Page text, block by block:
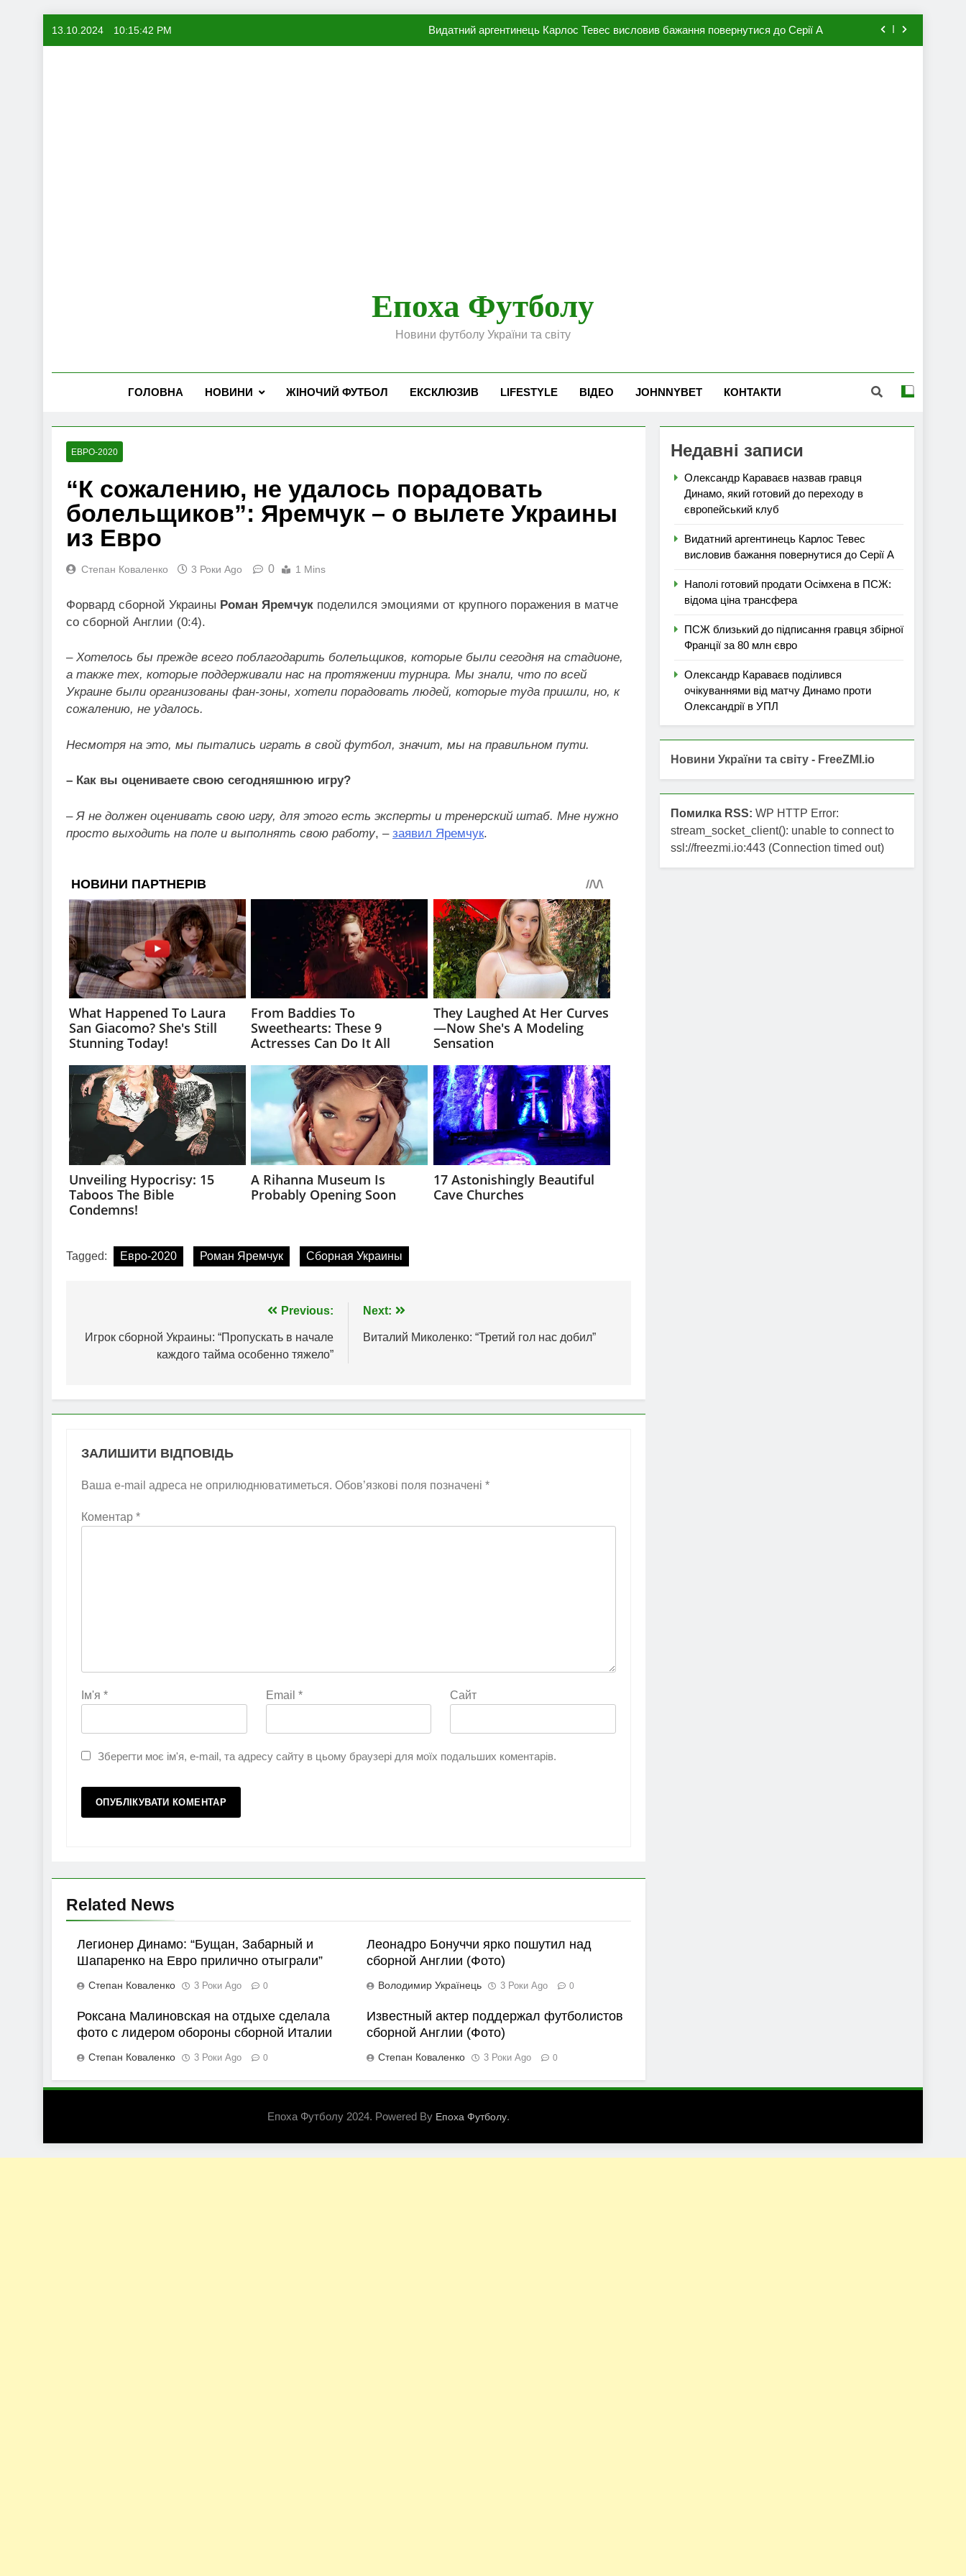
13.10.2024 10:15:43 PM Видатний аргентинець Карлос Тевес висловив бажання повернутися до Серії А
Епоха Футболу
Новини футболу України та світу
ГОЛОВНА НОВИНИ ЖІНОЧИЙ ФУТБОЛ ЕКСКЛЮЗИВ LIFESTYLE ВІДЕО JOHNNYBET КОНТАКТИ
ЕВРО-2020
“К сожалению, не удалось порадовать
болельщиков”: Яремчук – о вылете Украины
из Евро
Степан Коваленко 3 Роки Ago 0 1 Mins
Форвард сборной Украины Роман Яремчук поделился эмоциями от крупного поражения в матче
со сборной Англии (0:4).
– Хотелось бы прежде всего поблагодарить болельщиков, которые были сегодня на стадионе,
а также тех, которые поддерживали нас на протяжении турнира. Мы знали, что по всей
Украине были организованы фан-зоны, хотели порадовать людей, которые туда пришли, но, к
сожалению, не удалось.
Несмотря на это, мы пытались играть в свой футбол, значит, мы на правильном пути.
– Как вы оцениваете свою сегодняшнюю игру?
– Я не должен оценивать свою игру, для этого есть эксперты и тренерский штаб. Мне нужно
просто выходить на поле и выполнять свою работу, – заявил Яремчук.
Tagged: Евро-2020 Роман Яремчук Сборная Украины
записів
Previous:
Игрок сборной Украины: “Пропускать в начале
каждого тайма особенно тяжело”
Next:
Виталий Миколенко: “Третий гол нас добил”
ЗАЛИШИТИ ВІДПОВІДЬ
Ваша e-mail адреса не оприлюднюватиметься. Обов’язкові поля позначені *
Коментар *
Ім'я * Email * Сайт
Зберегти моє ім'я, e-mail, та адресу сайту в цьому браузері для моїх подальших коментарів.
Related News
Легионер Динамо: “Бущан, Забарный и
Шапаренко на Евро прилично отыграли”
Степан Коваленко 3 Роки Ago 0
Леонадро Бонуччи ярко пошутил над
сборной Англии (Фото)
Володимир Українець 3 Роки Ago 0
Роксана Малиновская на отдыхе сделала
фото с лидером обороны сборной Италии
Степан Коваленко 3 Роки Ago 0
Известный актер поддержал футболистов
сборной Англии (Фото)
Степан Коваленко 3 Роки Ago 0
Недавні записи
Олександр Караваєв назвав гравця
Динамо, який готовий до переходу в
європейський клуб
Видатний аргентинець Карлос Тевес
висловив бажання повернутися до Серії А
Наполі готовий продати Осімхена в ПСЖ:
відома ціна трансфера
ПСЖ близький до підписання гравця збірної
Франції за 80 млн євро
Олександр Караваєв поділився
очікуваннями від матчу Динамо проти
Олександрії в УПЛ
Новини України та світу - FreeZMI.io
Помилка RSS: WP HTTP Error:
stream_socket_client(): unable to connect to
ssl://freezmi.io:443 (Connection timed out)
Епоха Футболу 2024. Powered By Епоха Футболу.